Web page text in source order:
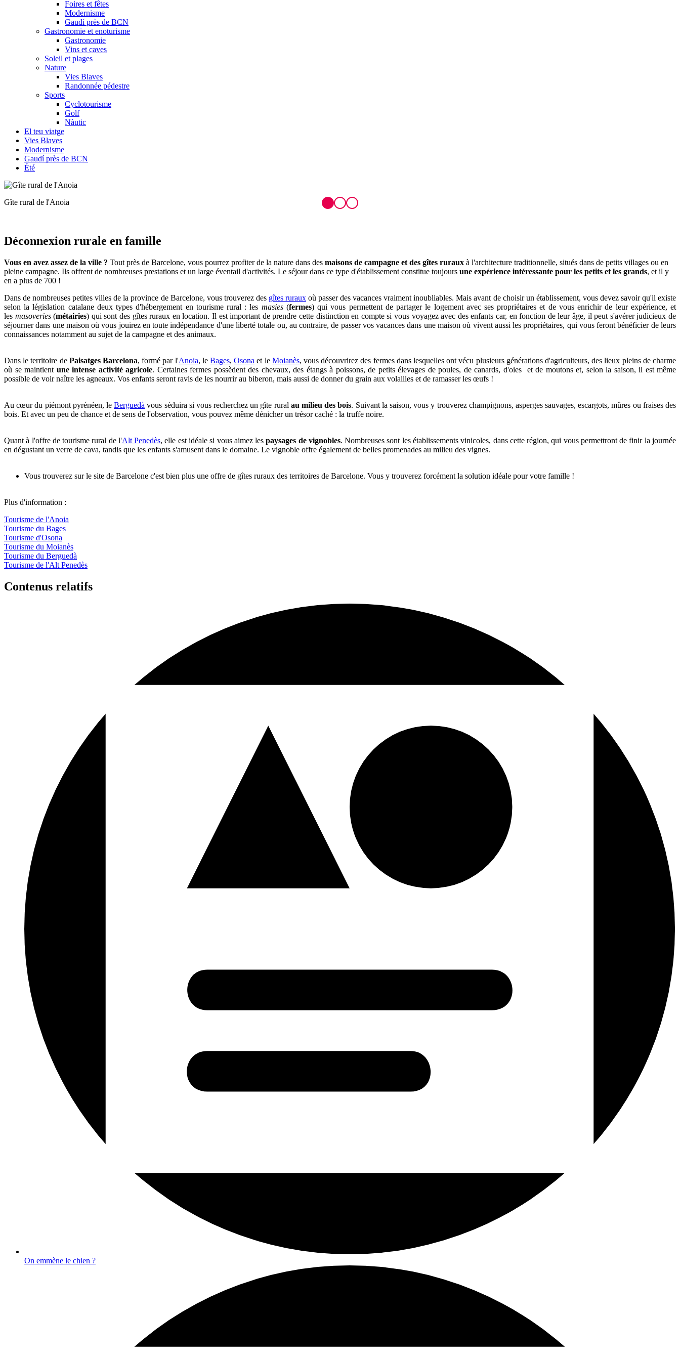
Foires et fêtes
Modernisme
Gaudí près de BCN
Gastronomie et enoturisme
Gastronomie
Vins et caves
Soleil et plages
Nature
Vies Blaves
Randonnée pédestre
Sports
Cyclotourisme
Golf
Nàutic
El teu viatge
Vies Blaves
Modernisme
Gaudí près de BCN
Été
Profitez de la campagne et des animaux en famille
Déconnexion rurale en famille
Vous en avez assez de la ville ? Tout près de Barcelone, vous pourrez profiter de la nature dans des maisons de campagne et des gîtes ruraux à l'architecture traditionnelle, situés dans de petits villages ou en
pleine campagne. Ils offrent de nombreuses prestations et un large éventail d'activités. Le séjour dans ce type d'établissement constitue toujours une expérience intéressante pour les petits et les grands, et il y
en a plus de 700 !
Dans de nombreuses petites villes de la province de Barcelone, vous trouverez des gîtes rurauxoù passer des vacances vraiment inoubliables. Mais avant de choisir un établissement, vous devez savoir qu'il existe
selon la législation catalane deux types d'hébergement en tourisme rural : les masies(fermes) qui vous permettent de partager le logement avec ses propriétaires et de vous enrichir de leur expérience, et
les masoveries(métairies) qui sont des gîtes ruraux en location. Il est important de prendre cette distinction en compte si vous voyagez avec des enfants car, en fonction de leur âge, il peut s'avérer judicieux de
séjourner dans une maison où vous jouirez en toute indépendance d'une liberté totale ou, au contraire, de passer vos vacances dans une maison où vivent aussi les propriétaires, qui vous feront bénéficier de leurs
connaissances notamment au sujet de la campagne et des animaux.
Dans le territoire de Paisatges Barcelona, formé par l'Anoia, leBages,Osona et le Moianès, vous découvrirez des fermes dans lesquelles ont vécu plusieurs générations d'agriculteurs, des lieux pleins de charme
où se maintient une intense activité agricole. Certaines fermes possèdent des chevaux, des étangs à poissons, de petits élevages de poules, de canards, d'oies et de moutons et, selon la saison, il est même
possible de voir naître les agneaux. Vos enfants seront ravis de les nourrir au biberon, mais aussi de donner du grain aux volailles et de ramasser les œufs !
Au cœur du piémont pyrénéen, leBerguedà vous séduira si vous recherchez un gîte rural au milieu des bois. Suivant la saison, vous y trouverez champignons, asperges sauvages, escargots, mûres ou fraises des
bois. Et avec un peu de chance et de sens de l'observation, vous pouvez même dénicher un trésor caché : la truffe noire.
Quant à l'offre de tourisme rural de l'Alt Penedès, elle est idéale si vous aimez lespaysages de vignobles. Nombreuses sont les établissements vinicoles, dans cette région, qui vous permettront de finir la journée
en dégustant un verre de cava, tandis que les enfants s'amusent dans le domaine. Le vignoble offre également de belles promenades au milieu des vignes.
Vous trouverez sur le site de Barcelone c'est bien plus une offre de gîtes ruraux des territoires de Barcelone. Vous y trouverez forcément la solution idéale pour votre famille !
Plus d'information :
Tourisme de l'Anoia
Tourisme du Bages
Tourisme d'Osona
Tourisme du Moianès
Tourisme du Berguedà
Tourisme de l'Alt Penedès
Contenus relatifs
On emmène le chien ?